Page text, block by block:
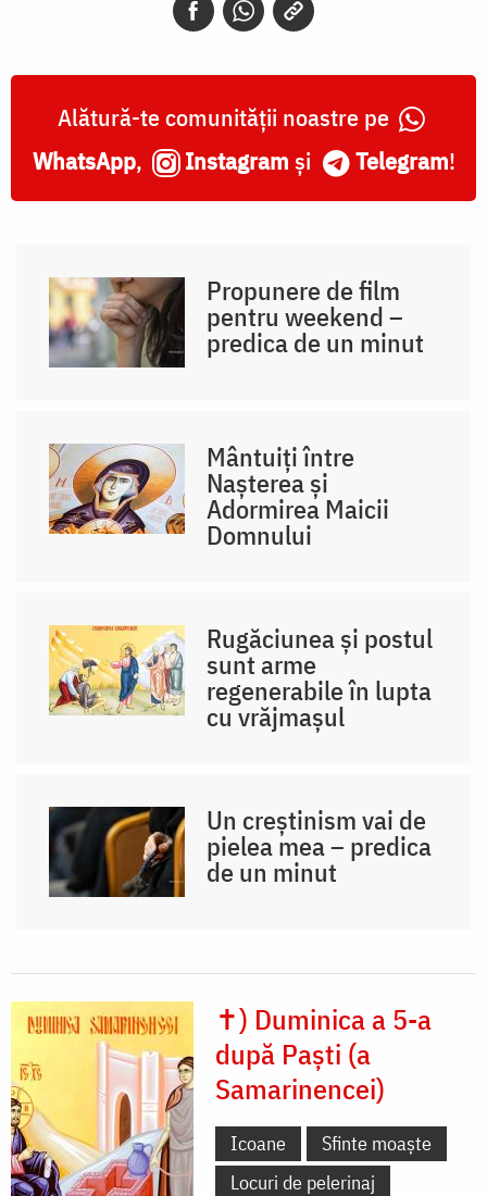
Alătură-te comunității noastre pe
WhatsApp, Instagram și Telegram!
Propunere de film
pentru weekend –
predica de un minut
Mântuiți între
Nașterea și
Adormirea Maicii
Domnului
Rugăciunea și postul
sunt arme
regenerabile în lupta
cu vrăjmașul
Un creștinism vai de
pielea mea – predica
de un minut
✝) Duminica a 5-a
după Paști (a
Samarinencei)
Icoane
Sfinte moaște
Locuri de pelerinaj